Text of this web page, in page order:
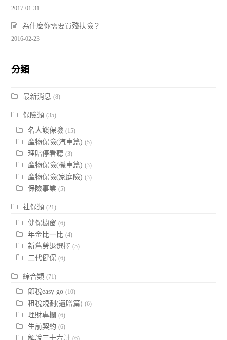
2017-01-31
為什麼你需要買殘扶險？
2016-02-23
分類
最新消息 (8)
保險類 (35)
名人談保險 (15)
產物保險(汽車篇) (5)
理賠停看聽 (3)
產物保險(機車篇) (3)
產物保險(家庭險) (3)
保險事業 (5)
社保類 (21)
健保櫥窗 (6)
年金比一比 (4)
新舊勞退選擇 (5)
二代健保 (6)
綜合類 (71)
節稅easy go (10)
租稅規劃(遺贈篇) (6)
理財專欄 (6)
生前契約 (6)
解說三十六計